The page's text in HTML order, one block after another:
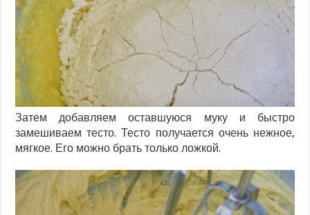
Затем добавляем оставшуюся муку и быстро
замешиваем тесто. Тесто получается очень нежное,
мягкое. Его можно брать только ложкой.